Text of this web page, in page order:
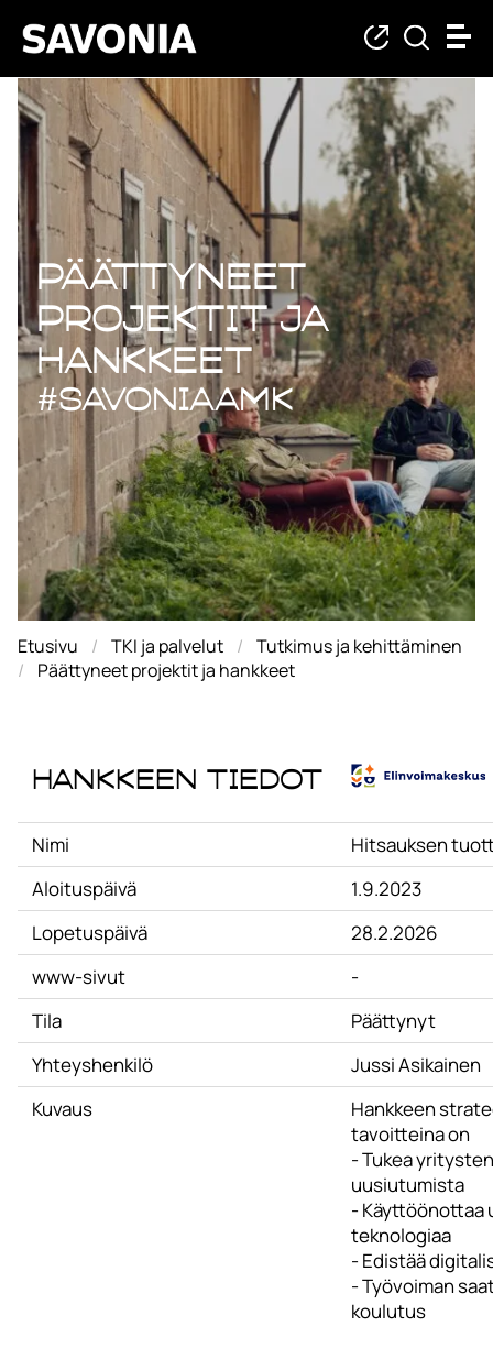
Päättyneet
Päättyneet
projektit ja
hankkeet
#savoniaAMK
Etusivu TKI ja palvelut
Tutkimus ja kehittäminen
Päättyneet projektit ja hankkeet
Hankkeen tiedot
Nimi
Hitsauksen
Aloituspäivä
1.9.2023
Lopetuspäivä
28.2.2026
www-sivut
-
Tila
Päättynyt
Yhteyshenkilö
Jussi Asikainen
Kuvaus
Hankkeen
tavoitteina on
- Tukea yritysten
uusiutumista
- Käyttöönottaa
teknologiaa
- Edistää
- Työvoiman
koulutus